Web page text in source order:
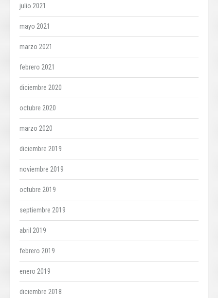
julio 2021
mayo 2021
marzo 2021
febrero 2021
diciembre 2020
octubre 2020
marzo 2020
diciembre 2019
noviembre 2019
octubre 2019
septiembre 2019
abril 2019
febrero 2019
enero 2019
diciembre 2018